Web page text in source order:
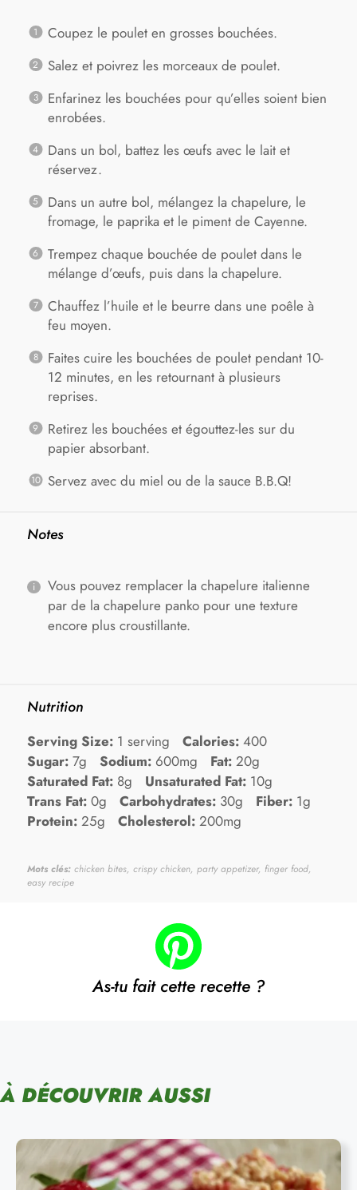
Coupez le poulet en grosses bouchées.
Salez et poivrez les morceaux de poulet.
Enfarinez les bouchées pour qu’elles soient bien
enrobées.
Dans un bol, battez les œufs avec le lait et
réservez.
Dans un autre bol, mélangez la chapelure, le
fromage, le paprika et le piment de Cayenne.
Trempez chaque bouchée de poulet dans le
mélange d’œufs, puis dans la chapelure.
Chauffez l’huile et le beurre dans une poêle à
feu moyen.
Faites cuire les bouchées de poulet pendant 10-
12 minutes, en les retournant à plusieurs
reprises.
Retirez les bouchées et égouttez-les sur du
papier absorbant.
Servez avec du miel ou de la sauce B.B.Q!
Notes
Vous pouvez remplacer la chapelure italienne
par de la chapelure panko pour une texture
encore plus croustillante.
Nutrition
Serving Size: 1 serving Calories: 400
Sugar: 7g Sodium: 600mg Fat: 20g
Saturated Fat: 8g Unsaturated Fat: 10g
Trans Fat: 0g Carbohydrates: 30g Fiber: 1g
Protein: 25g Cholesterol: 200mg
Mots clés: chicken bites, crispy chicken, party appetizer, finger food,
easy recipe
As-tu fait cette recette ?
À DÉCOUVRIR AUSSI